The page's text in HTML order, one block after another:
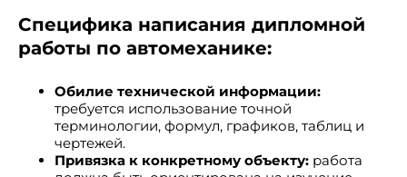
Специфика написания дипломной
работы по автомеханике:
Обилие технической информации:
требуется использование точной
терминологии, формул, графиков, таблиц и
чертежей.
Привязка к конкретному объекту: работа